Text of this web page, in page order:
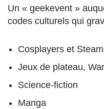
Un « geekevent »
codes culturels qui
Cosplayers et
Jeux de plateau,
Science-fiction
Manga